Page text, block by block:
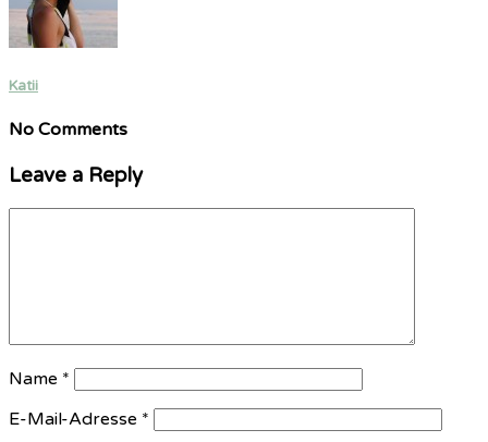
Katii
No Comments
Leave a Reply
Name *
E-Mail-Adresse *